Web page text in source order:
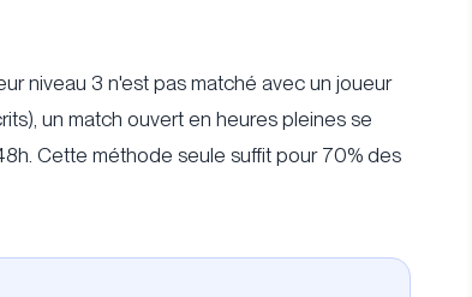
niveau 3 n'est pas matché avec un joueur
un match ouvert en heures pleines se
Cette méthode seule suffit pour 70% des